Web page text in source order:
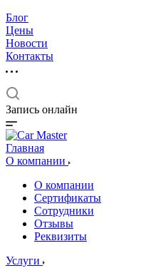
Блог
Цены
Новости
Контакты
Запись онлайн
Главная
О компании
О компании
Сертификаты
Сотрудники
Отзывы
Реквизиты
Услуги